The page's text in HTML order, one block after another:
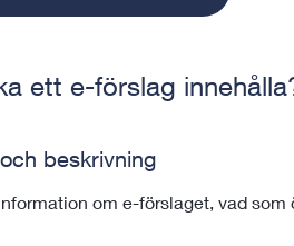
ett e-förslag
beskrivning
om e-förslaget, vad som